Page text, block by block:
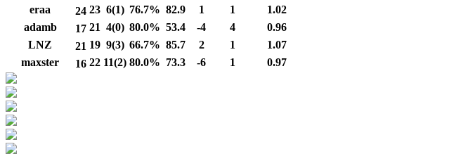
eraa
24 23 6(1) 76.7% 82.9 1 1
1.02
adamb
17 21 4(0) 80.0% 53.4 -4 4
0.96
LNZ
21 19 9(3) 66.7% 85.7 2 1
1.07
maxster
16 22 11(2) 80.0% 73.3 -6 1 0.97